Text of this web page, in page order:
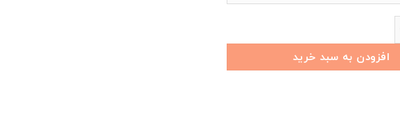
تیگو 7 پرو عدد
افزودن به سبد خرید